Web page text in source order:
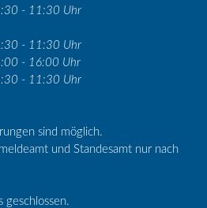
- 11:30 Uhr
- 11:30 Uhr
- 16:00 Uhr
- 11:30 Uhr
sind möglich.
und Standesamt nur nach
geschlossen.